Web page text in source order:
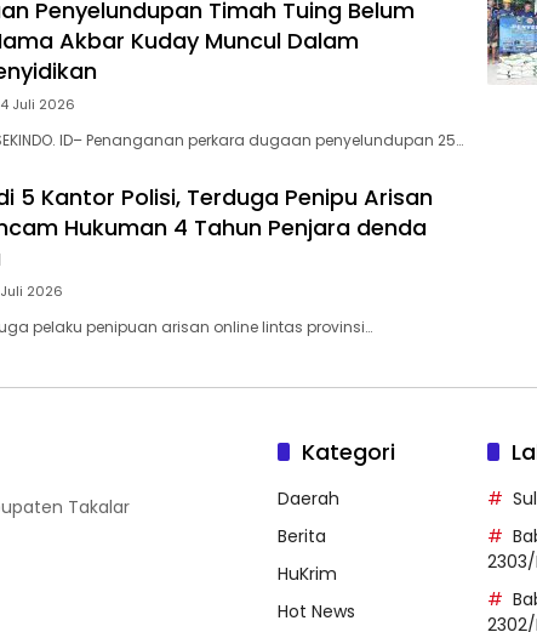
Penyelundupan Timah Tuing Belum
Akbar Kuday Muncul Dalam
Juli 2026
SEKINDO. ID– Penanganan perkara dugaan penyelundupan 25…
5 Kantor Polisi, Terduga Penipu Arisan
Hukuman 4 Tahun Penjara denda
Juli 2026
pelaku penipuan arisan online lintas provinsi…
Takalar
Kategori
Daerah
Berita
HuKrim
Hot News